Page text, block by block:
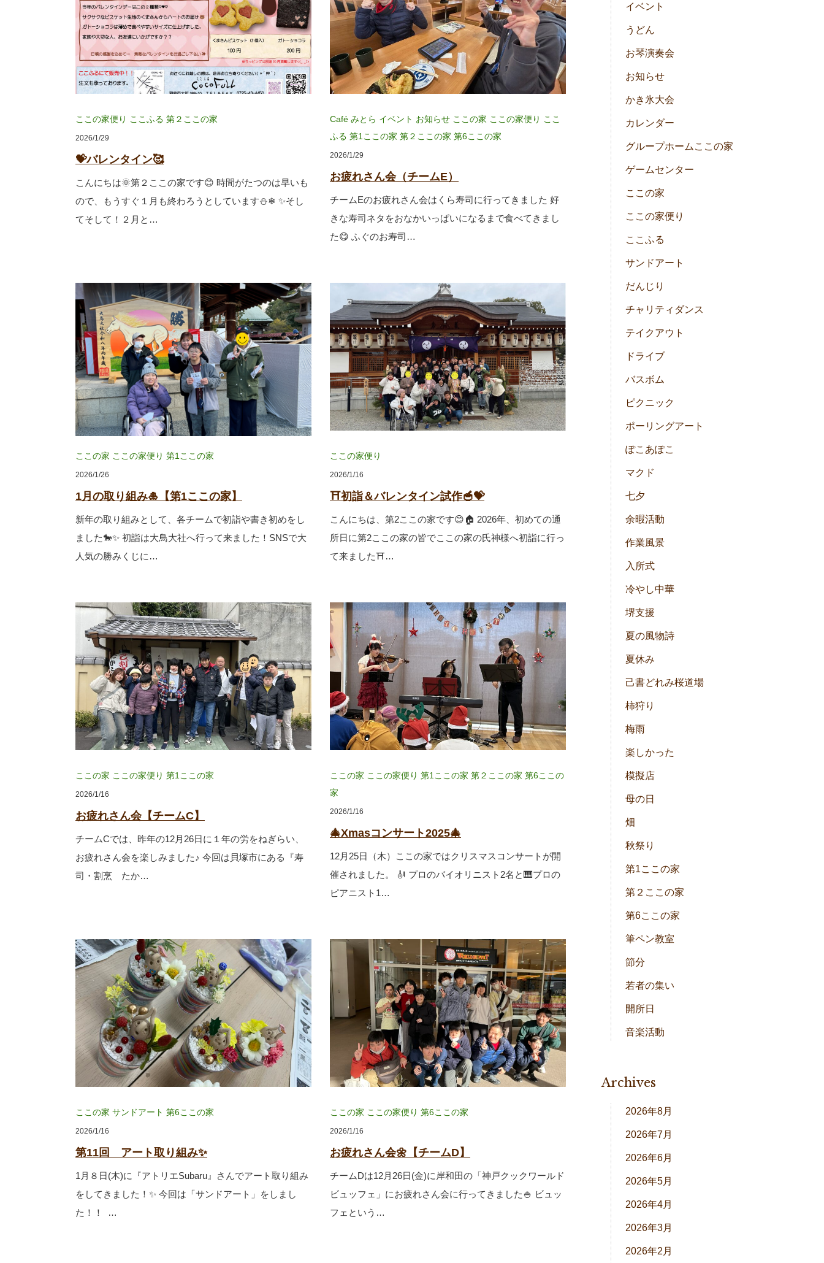
ここの家便り ここふる 第２ここの家
2026/1/29
💝バレンタイン🥰
こんにちは🌞第２ここの家です😊 時間がたつのは早いも
ので、もうすぐ１月も終わろうとしています⛄❄ ✨そし
てそして！２月と…
Café みとら イベント お知らせ ここの家 ここの家便り ここ
ふる 第1ここの家 第２ここの家 第6ここの家
2026/1/29
お疲れさん会（チームE）
チームEのお疲れさん会はくら寿司に行ってきました 好
きな寿司ネタをおなかいっぱいになるまで食べてきまし
た😋 ふぐのお寿司…
ここの家 ここの家便り 第1ここの家
2026/1/26
1月の取り組み🎍【第1ここの家】
新年の取り組みとして、各チームで初詣や書き初めをし
ました🐎✨ 初詣は大鳥大社へ行って来ました！SNSで大
人気の勝みくじに…
ここの家便り
2026/1/16
⛩初詣＆バレンタイン試作🥣💝
こんにちは、第2ここの家です😊🏠 2026年、初めての通
所日に第2ここの家の皆でここの家の氏神様へ初詣に行っ
て来ました⛩…
ここの家 ここの家便り 第1ここの家
2026/1/16
お疲れさん会【チームC】
チームCでは、昨年の12月26日に１年の労をねぎらい、
お疲れさん会を楽しみました♪ 今回は貝塚市にある『寿
司・割烹 たか…
ここの家 ここの家便り 第1ここの家 第２ここの家 第6ここの
家
2026/1/16
🎄Xmasコンサート2025🎄
12月25日（木）ここの家ではクリスマスコンサートが開
催されました。 🎻 プロのバイオリニスト2名と🎹プロの
ピアニスト1…
ここの家 サンドアート 第6ここの家
2026/1/16
第11回 アート取り組み✨
1月８日(木)に『アトリエSubaru』さんでアート取り組み
をしてきました！✨ 今回は「サンドアート」をしまし
た！！ …
ここの家 ここの家便り 第6ここの家
2026/1/16
お疲れさん会🌼【チームD】
チームDは12月26日(金)に岸和田の「神戸クックワールド
ビュッフェ」にお疲れさん会に行ってきました🍚 ビュッ
フェという…
イベント
うどん
お琴演奏会
お知らせ
かき氷大会
カレンダー
グループホームここの家
ゲームセンター
ここの家
ここの家便り
ここふる
サンドアート
だんじり
チャリティダンス
テイクアウト
ドライブ
バスボム
ピクニック
ポーリングアート
ぽこあぽこ
マクド
七夕
余暇活動
作業風景
入所式
冷やし中華
堺支援
夏の風物詩
夏休み
己書どれみ桜道場
柿狩り
梅雨
楽しかった
模擬店
母の日
畑
秋祭り
第1ここの家
第２ここの家
第6ここの家
筆ペン教室
節分
若者の集い
開所日
音楽活動
Archives
2026年8月
2026年7月
2026年6月
2026年5月
2026年4月
2026年3月
2026年2月